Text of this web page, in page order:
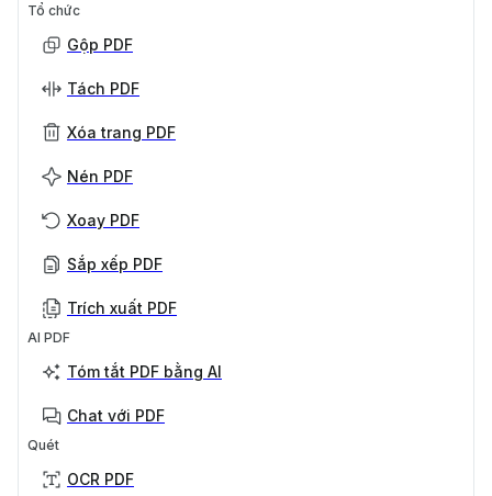
Tổ chức
Gộp PDF
Tách PDF
Xóa trang PDF
Nén PDF
Xoay PDF
Sắp xếp PDF
Trích xuất PDF
AI PDF
Tóm tắt PDF bằng AI
Chat với PDF
Quét
OCR PDF